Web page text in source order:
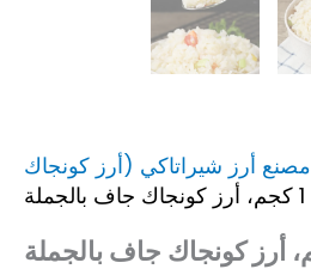
مصنع أرز شيراتاكي (أرز كونجاك